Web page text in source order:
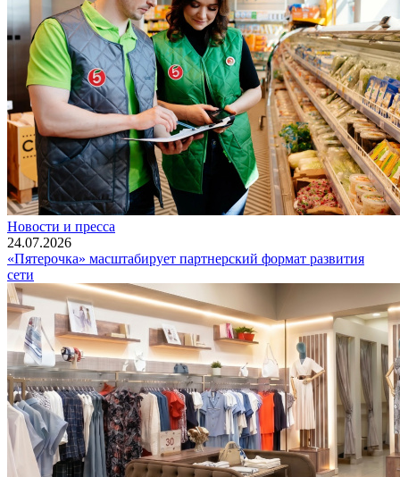
Новости и пресса
24.07.2026
«Пятерочка» масштабирует партнерский формат развития
сети